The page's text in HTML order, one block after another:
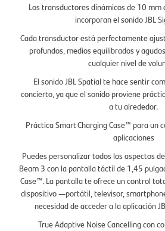
Los transductores dinámicos de 10 mm
incorporan el sonido JBL
Cada transductor está perfectamente
profundos, medios equilibrados y
cualquier nivel de
El sonido JBL Spatial te hace sentir
concierto, ya que el sonido proviene
a tu alrededor.
Práctica Smart Charging Case™ para un
aplicaciones
Puedes personalizar todos los aspectos
Beam 3 con la pantalla táctil de 1,45
Case™. La pantalla te ofrece un control
dispositivo —portátil, televisor,
necesidad de acceder a la aplicación
True Adaptive Noise Cancelling con